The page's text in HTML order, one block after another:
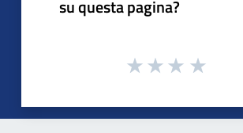
su questa pagina?